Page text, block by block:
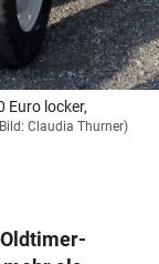
Euro locker,
Claudia Thurner)